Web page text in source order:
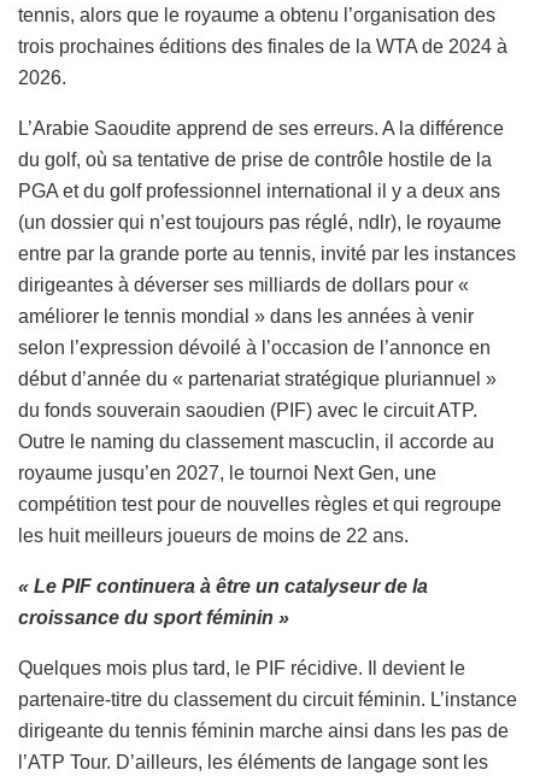
tennis, alors que le royaume a obtenu l’organisation des
trois prochaines éditions des finales de la WTA de 2024 à
2026.
L’Arabie Saoudite apprend de ses erreurs. A la différence
du golf, où sa tentative de prise de contrôle hostile de la
PGA et du golf professionnel international il y a deux ans
(un dossier qui n’est toujours pas réglé, ndlr), le royaume
entre par la grande porte au tennis, invité par les instances
dirigeantes à déverser ses milliards de dollars pour «
améliorer le tennis mondial » dans les années à venir
selon l’expression dévoilé à l’occasion de l’annonce en
début d’année du « partenariat stratégique pluriannuel »
du fonds souverain saoudien (PIF) avec le circuit ATP.
Outre le naming du classement mascuclin, il accorde au
royaume jusqu’en 2027, le tournoi Next Gen, une
compétition test pour de nouvelles règles et qui regroupe
les huit meilleurs joueurs de moins de 22 ans.
« Le PIF continuera à être un catalyseur de la
croissance du sport féminin »
Quelques mois plus tard, le PIF récidive. Il devient le
partenaire-titre du classement du circuit féminin. L’instance
dirigeante du tennis féminin marche ainsi dans les pas de
l’ATP Tour. D’ailleurs, les éléments de langage sont les